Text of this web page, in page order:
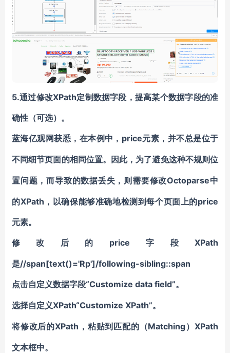
5.通过修改XPath定制数据字段，提高某个数据字段的准
确性（可选）。
蓝海亿观网获悉，在本例中， price元素，并不总是位于
不同细节页面的相同位置。因此， 为了避免这种不规则位
置问题，而导致的数据丢失， 则需要修改Octoparse中
的XPath，以确保能够准确地检测到每个页面上的price
元素。
修改后的 price字段XPath
是//span[text()='Rp']/following-sibling::span
点击自定义数据字段“Customize data field”。
选择自定义XPath“Customize XPath”。
将修改后的XPath，粘贴到匹配的（Matching）XPath
文本框中。